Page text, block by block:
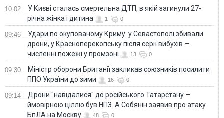
10:02
У Києві сталась смертельна ДТП, в якій загинули 27-
річна жінка і дитина
1 0
09:46
Удари по окупованому Криму: у Севастополі збивали
дрони, у Красноперекопську після серії вибухів —
численні пожежі у промзоні
13 0
09:30
Міністр оборони Британії закликав союзників посилити
ППО України до зими
16 0
09:14
Дрони "навідалися" до російського Татарстану —
ймовірною ціллю був НПЗ. А Собянін заявив про атаку
БпЛА на Москву
48 0